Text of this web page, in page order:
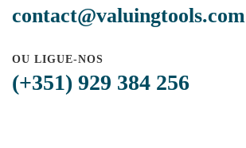
contact@valuingtools.com
OU LIGUE-NOS
(+351) 929 384 256